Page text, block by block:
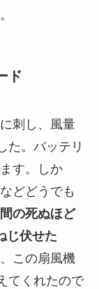
ド
刺し、風量
た。バッテリ
す。しか
どどうでも
の死ぬほど
じ伏せた
この扇風機
てくれたので